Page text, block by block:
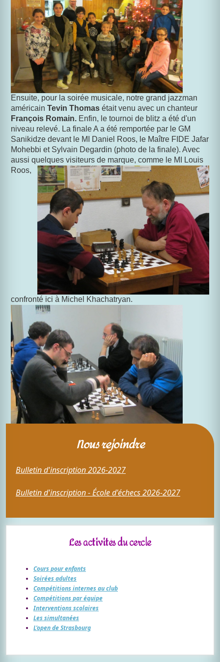
Ensuite, pour la soirée musicale, notre grand jazzman
américain Tevin Thomas était venu avec un chanteur
François Romain. Enfin, le tournoi de blitz a été d'un
niveau relevé. La finale A a été remportée par le GM
Sanikidze devant le MI Daniel Roos, le Maître FIDE Jafar
Mohebbi et Sylvain Degardin (photo de la finale). Avec
aussi quelques visiteurs de marque, comme le MI Louis
Roos,
confronté ici à Michel Khachatryan.
Nous rejoindre
Bulletin d'inscription 2026-2027
Bulletin d'inscription - École d'échecs 2026-2027
Les activités du cercle
Cours pour enfants
Soirées adultes
Compétitions internes au club
Compétitions par équipe
Interventions scolaires
Les simultanées
L'open de Strasbourg